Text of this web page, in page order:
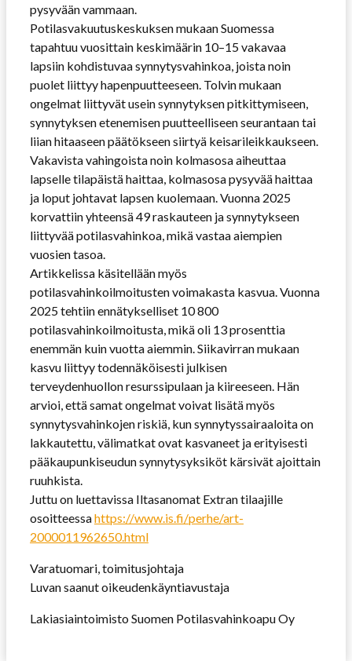
pysyvään vammaan.
Potilasvakuutuskeskuksen mukaan Suomessa
tapahtuu vuosittain keskimäärin 10–15 vakavaa
lapsiin kohdistuvaa synnytysvahinkoa, joista noin
puolet liittyy hapenpuutteeseen. Tolvin mukaan
ongelmat liittyvät usein synnytyksen pitkittymiseen,
synnytyksen etenemisen puutteelliseen seurantaan tai
liian hitaaseen päätökseen siirtyä keisarileikkaukseen.
Vakavista vahingoista noin kolmasosa aiheuttaa
lapselle tilapäistä haittaa, kolmasosa pysyvää haittaa
ja loput johtavat lapsen kuolemaan. Vuonna 2025
korvattiin yhteensä 49 raskauteen ja synnytykseen
liittyvää potilasvahinkoa, mikä vastaa aiempien
vuosien tasoa.
Artikkelissa käsitellään myös
potilasvahinkoilmoitusten voimakasta kasvua. Vuonna
2025 tehtiin ennätykselliset 10 800
potilasvahinkoilmoitusta, mikä oli 13 prosenttia
enemmän kuin vuotta aiemmin. Siikavirran mukaan
kasvu liittyy todennäköisesti julkisen
terveydenhuollon resurssipulaan ja kiireeseen. Hän
arvioi, että samat ongelmat voivat lisätä myös
synnytysvahinkojen riskiä, kun synnytyssairaaloita on
lakkautettu, välimatkat ovat kasvaneet ja erityisesti
pääkaupunkiseudun synnytysyksiköt kärsivät ajoittain
ruuhkista.
Juttu on luettavissa Iltasanomat Extran tilaajille
osoitteessahttps://www.is.fi/perhe/art-
2000011962650.html
Varatuomari, toimitusjohtaja
Luvan saanut oikeudenkäyntiavustaja
Lakiasiaintoimisto Suomen Potilasvahinkoapu Oy